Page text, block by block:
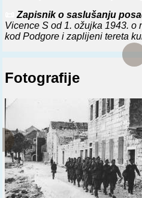
1. dalmatinska udarna brigada
su trajale do 9. novembra, kada
na Biokovu, prebačena u
brigada, a 13. dalmatinska
Nemačke jedinice su imale
Zapisnik o saslušanju
Vicence S od 1. ožujka 1943. o
kod Podgore i zaplijeni tereta
Fotografije